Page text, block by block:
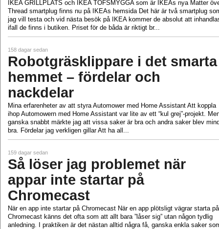
IKEA GRILLPLATS och IKEA TOFSMYGGA som är IKEAs nya Matter
Thread smartplug finns nu på IKEAs hemsida Det här är två smartplug
jag vill testa och vid nästa besök på IKEA kommer de absolut att
ifall de finns i butiken. Priset för de båda är riktigt br...
158 dagar sedan
Robotgräsklippare i det smarta
hemmet – fördelar och
nackdelar
Mina erfarenheter av att styra Automower med Home Assistant Att koppla
ihop Automowern med Home Assistant var lite av ett “kul grej”-projekt.
ganska snabbt märkte jag att vissa saker är bra och andra saker blev
bra. Fördelar jag verkligen gillar Att ha all...
159 dagar sedan
Så löser jag problemet när
appar inte startar på
Chromecast
När en app inte startar på Chromecast När en app plötsligt vägrar starta på
Chromecast känns det ofta som att allt bara ”låser sig” utan någon tydlig
anledning. I praktiken är det nästan alltid några få, ganska enkla saker